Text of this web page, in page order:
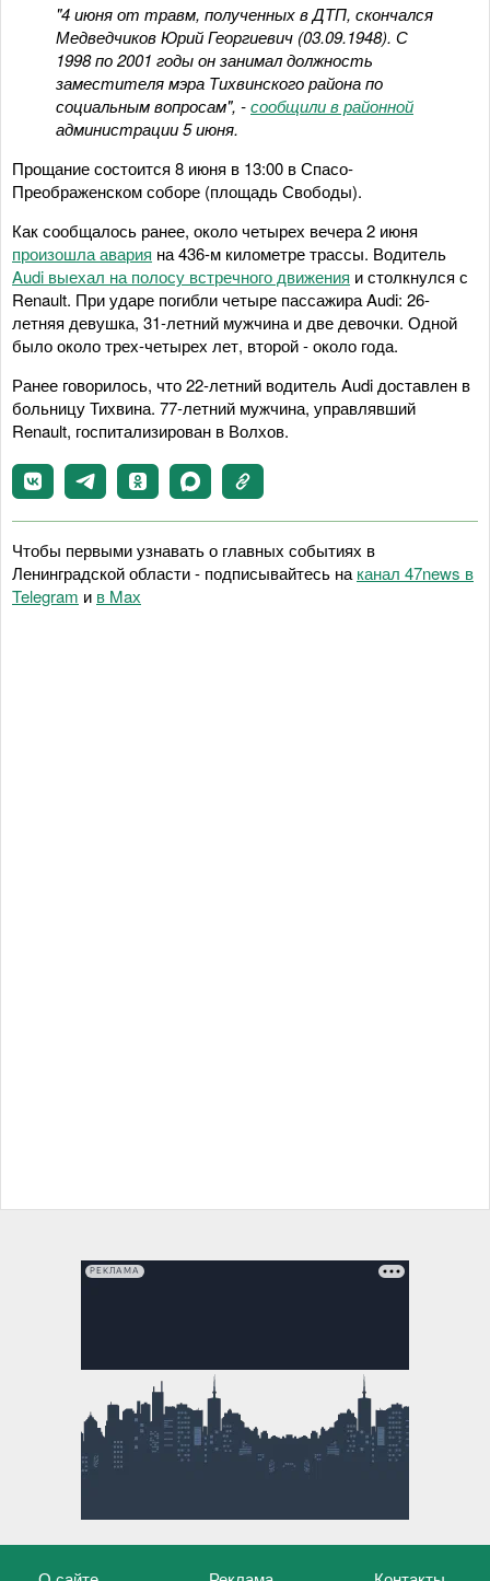
"4 июня от травм, полученных в ДТП, скончался
Медведчиков Юрий Георгиевич (03.09.1948). С
1998 по 2001 годы он занимал должность
заместителя мэра Тихвинского района по
социальным вопросам", -сообщили в районной
администрации 5 июня.
Прощание состоится 8 июня в 13:00 в Спасо-
Преображенском соборе (площадь Свободы).
Как сообщалось ранее, около четырех вечера 2 июня
произошла авария на 436-м километре трассы. Водитель
Audi выехал на полосу встречного движения и столкнулся с
Renault. При ударе погибли четыре пассажира Audi: 26-
летняя девушка, 31-летний мужчина и две девочки. Одной
было около трех-четырех лет, второй - около года.
Ранее говорилось, что 22-летний водитель Audi доставлен в
больницу Тихвина. 77-летний мужчина, управлявший
Renault, госпитализирован в Волхов.
Чтобы первыми узнавать о главных событиях в
Ленинградской области - подписывайтесь на канал 47news в
Telegram и в Maх
РЕКЛАМА